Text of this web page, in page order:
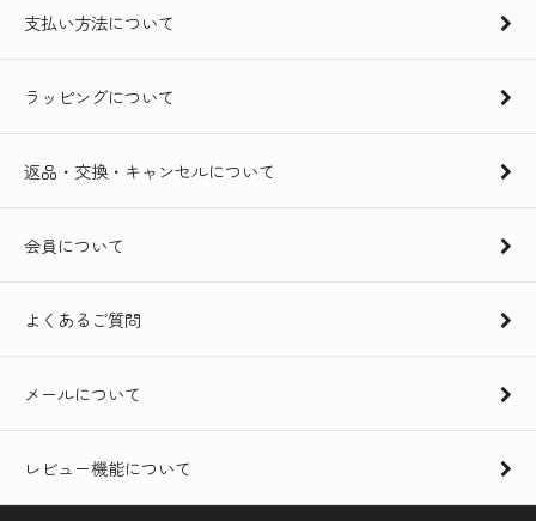
支払い方法について
ラッピングについて
返品・交換・キャンセルについて
会員について
よくあるご質問
メールについて
レビュー機能について